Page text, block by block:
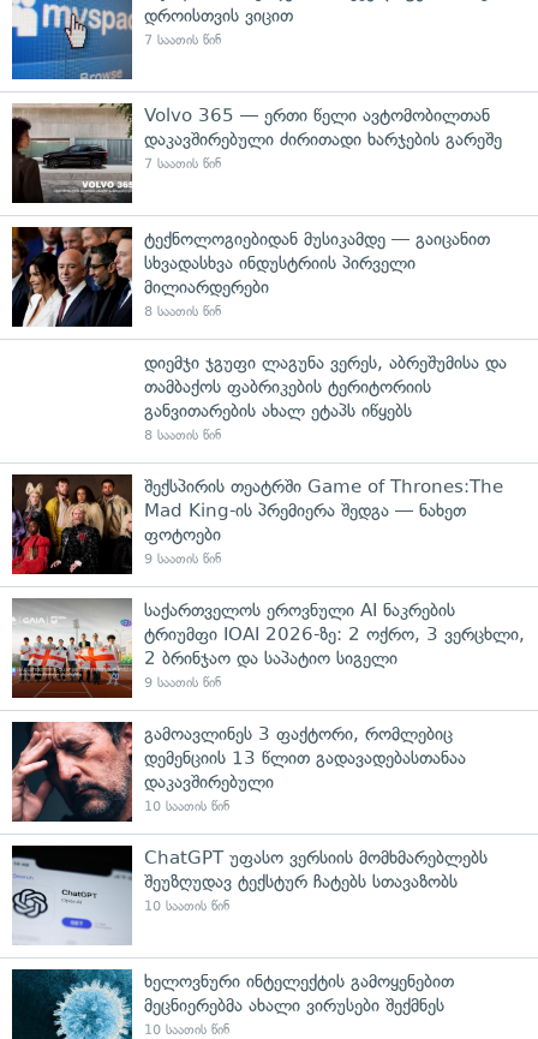
დროისთვის ვიცით
7 საათის წინ
Volvo 365 — ერთი წელი ავტომობილთან
დაკავშირებული ძირითადი ხარჯების გარეშე
7 საათის წინ
ტექნოლოგიებიდან მუსიკამდე — გაიცანით
სხვადასხვა ინდუსტრიის პირველი
მილიარდერები
8 საათის წინ
დიემჯი ჯგუფი ლაგუნა ვერეს, აბრეშუმისა და
თამბაქოს ფაბრიკების ტერიტორიის
განვითარების ახალ ეტაპს იწყებს
8 საათის წინ
შექსპირის თეატრში Game of Thrones:The
Mad King-ის პრემიერა შედგა — ნახეთ
ფოტოები
9 საათის წინ
საქართველოს ეროვნული AI ნაკრების
ტრიუმფი IOAI 2026-ზე: 2 ოქრო, 3 ვერცხლი,
2 ბრინჯაო და საპატიო სიგელი
9 საათის წინ
გამოავლინეს 3 ფაქტორი, რომლებიც
დემენციის 13 წლით გადავადებასთანაა
დაკავშირებული
10 საათის წინ
ChatGPT უფასო ვერსიის მომხმარებლებს
შეუზღუდავ ტექსტურ ჩატებს სთავაზობს
10 საათის წინ
ხელოვნური ინტელექტის გამოყენებით
მეცნიერებმა ახალი ვირუსები შექმნეს
10 საათის წინ